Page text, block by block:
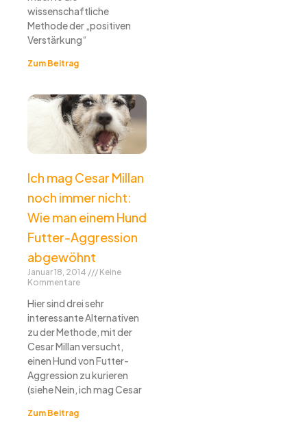
wissenschaftliche
Methode der „positiven
Verstärkung“
Zum Beitrag
Ich mag Cesar Millan
noch immer nicht:
Wie man einem Hund
Futter-Aggression
abgewöhnt
Januar 18, 2014
Keine
Kommentare
Hier sind drei sehr
interessante Alternativen
zu der Methode, mit der
Cesar Millan versucht,
einen Hund von Futter-
Aggression zu kurieren
(siehe Nein, ich mag Cesar
Zum Beitrag